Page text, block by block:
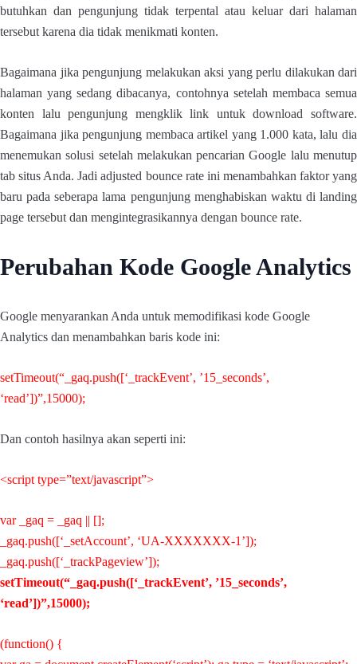
butuhkan dan pengunjung tidak terpental atau keluar dari halaman
tersebut karena dia tidak menikmati konten.
Bagaimana jika pengunjung melakukan aksi yang perlu dilakukan dari
halaman yang sedang dibacanya, contohnya setelah membaca semua
konten lalu pengunjung mengklik link untuk download software.
Bagaimana jika pengunjung membaca artikel yang 1.000 kata, lalu dia
menemukan solusi setelah melakukan pencarian Google lalu menutup
tab situs Anda. Jadi adjusted bounce rate ini menambahkan faktor yang
baru pada seberapa lama pengunjung menghabiskan waktu di landing
page tersebut dan mengintegrasikannya dengan bounce rate.
Perubahan Kode Google Analytics
Google menyarankan Anda untuk memodifikasi kode Google
Analytics dan menambahkan baris kode ini:
setTimeout(“_gaq.push([‘_trackEvent’, ’15_seconds’,
‘read’])”,15000);
Dan contoh hasilnya akan seperti ini:
<script type=”text/javascript”>
var _gaq = _gaq || [];
_gaq.push([‘_setAccount’, ‘UA-XXXXXXX-1’]);
_gaq.push([‘_trackPageview’]);
setTimeout(“_gaq.push([‘_trackEvent’, ’15_seconds’,
‘read’])”,15000);
(function() {